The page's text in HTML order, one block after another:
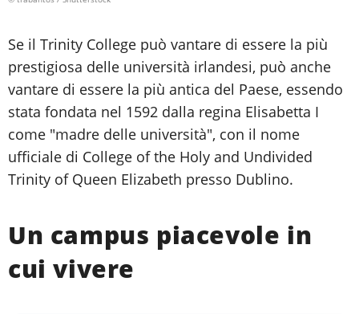
Se il Trinity College può vantare di essere la più
prestigiosa delle università irlandesi, può anche
vantare di essere la più antica del Paese, essendo
stata fondata nel 1592 dalla regina Elisabetta I
come "madre delle università", con il nome
ufficiale di College of the Holy and Undivided
Trinity of Queen Elizabeth presso Dublino.
Un campus piacevole in
cui vivere